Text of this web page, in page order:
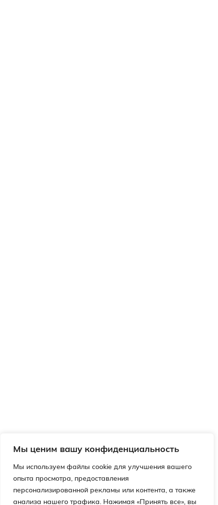
Мы ценим вашу конфиденциальность
Мы используем файлы cookie для улучшения вашего
опыта просмотра, предоставления
персонализированной рекламы или контента, а также
анализа нашего трафика. Нажимая «Принять все», вы